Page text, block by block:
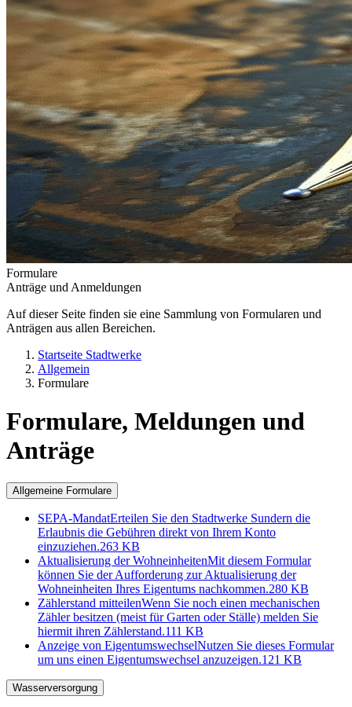
Formulare
Anträge und Anmeldungen
Auf dieser Seite finden sie eine Sammlung von Formularen und
Anträgen aus allen Bereichen.
Startseite Stadtwerke
Allgemein
Formulare
Formulare, Meldungen und
Anträge
Allgemeine Formulare
SEPA-MandatErteilen Sie den Stadtwerke Sundern die
Erlaubnis die Gebühren direkt von Ihrem Konto
einzuziehen.263 KB
Aktualisierung der WohneinheitenMit diesem Formular
können Sie der Aufforderung zur Aktualisierung der
Wohneinheiten Ihres Eigentums nachkommen.280 KB
Zählerstand mitteilenWenn Sie noch einen mechanischen
Zähler besitzen (meist für Garten oder Ställe) melden Sie
hiermit ihren Zählerstand.111 KB
Anzeige von EigentumswechselNutzen Sie dieses Formular
um uns einen Eigentumswechsel anzuzeigen.121 KB
Wasserversorgung